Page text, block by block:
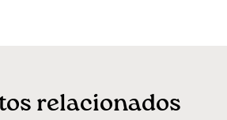
relacionados